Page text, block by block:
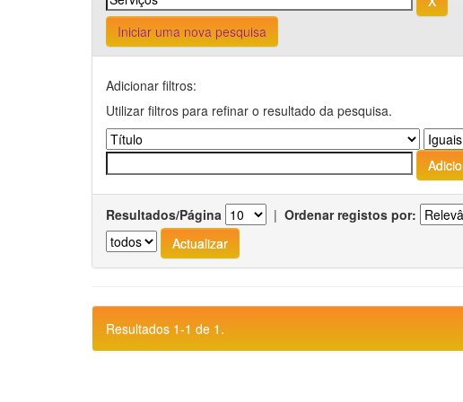
Iniciar uma nova pesquisa
Adicionar filtros:
Utilizar filtros para refinar o resultado da pesquisa.
Resultados/Página | Ordenar registos por:
Resultados 1-1 de 1.